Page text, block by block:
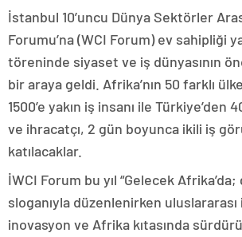
İstanbul 10’uncu Dünya Sektörler
Forumu’na (WCI Forum) ev sahipliği
töreninde siyaset ve iş dünyasının
bir araya geldi. Afrika’nın 50 farklı
1500’e yakın iş insanı ile Türkiye’den
ve ihracatçı, 2 gün boyunca ikili iş
katılacaklar.
İWCI Forum bu yıl “Gelecek
sloganıyla düzenlenirken
inovasyon ve Afrika kıtasında